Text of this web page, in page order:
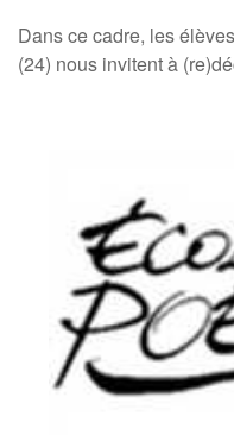
Dans ce cadre, les
(24) nous invitent à